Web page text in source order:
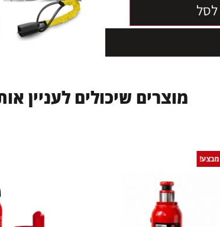
מוצרים שיכולים לעניין או
מבצע!